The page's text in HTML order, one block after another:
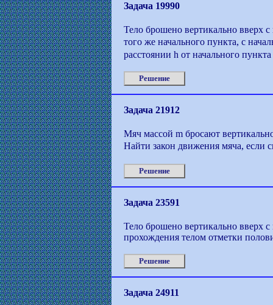
Задача 19990
Тело брошено вертикально вверх
того же начального пункта, с
расстоянии h от начального
Решение
Задача 21912
Мяч массой m бросают
Найти закон движения мяча, если
Решение
Задача 23591
Тело брошено вертикально вверх
прохождения телом отметки
Решение
Задача 24911